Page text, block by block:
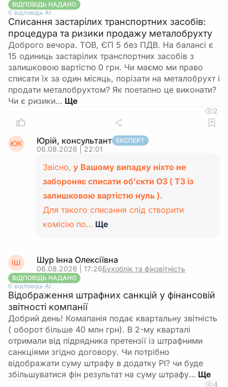
ВІДПОВІДЬ НАДАНО
Є відповідь АІ
Списання застарілих транспортних засобів:
процедура та ризики продажу металобрухту
Доброго вечора. ТОВ, ЄП 5 без ПДВ. На балансі є
15 одиниць застарілих транспортних засобів з
залишковою вартістю 0 грн. Чи маємо ми право
списати їх за один місяць, порізати на металобрухт і
продати металобрухтом? Як поетапно це виконати?
Чи є ризики…
2
ЮК Юрій, консультант ЕКСПЕРТ
06.08.2026 | 22:01
Звісно, у Вашому випадку ніхто не
забороняє списати об’єкти ОЗ ( ТЗ із
залишковою вартістю нуль ).
Для такого списання слід створити
комісію по… Ще
ІШ Шур Інна Олексіївна
06.08.2026 | 17:26Бухоблік та фінзвітність
ВІДПОВІДЬ НАДАНО
Є відповідь АІ
Відображення штрафних санкцій у фінансовій
звітності компанії
Добрий день! Комапанія подає квартальну звітність
( оборот більше 40 млн грн). В 2-му кварталі
отримали від підрядника претензії із штрафними
санкціями згідно договору. Чи потрібно
відображати суму штрафу в додатку РІ? чи буде
збільшуватися фін результат на суму штрафу…
4